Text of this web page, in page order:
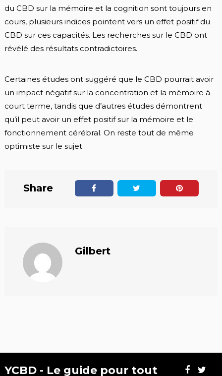
du CBD sur la mémoire et la cognition sont toujours en
cours, plusieurs indices pointent vers un effet positif du
CBD sur ces capacités. Les recherches sur le CBD ont
révélé des résultats contradictoires.
Certaines études ont suggéré que le CBD pourrait avoir
un impact négatif sur la concentration et la mémoire à
court terme, tandis que d’autres études démontrent
qu’il peut avoir un effet positif sur la mémoire et le
fonctionnement cérébral. On reste tout de même
optimiste sur le sujet.
Share
Gilbert
YCBD - Le guide pour tout